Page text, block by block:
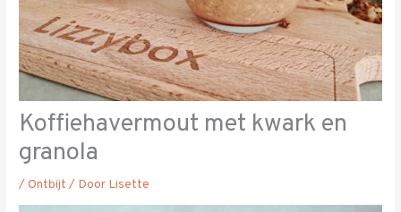
Koffiehavermout met kwark en
granola
/Ontbijt / Door Lisette